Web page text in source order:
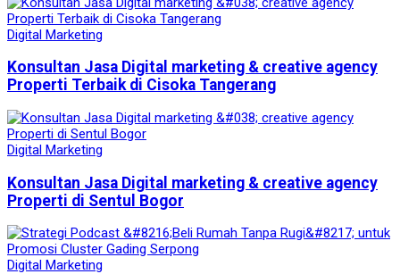
Digital Marketing
Konsultan Jasa Digital marketing & creative agency
Properti Terbaik di Cisoka Tangerang
Digital Marketing
Konsultan Jasa Digital marketing & creative agency
Properti di Sentul Bogor
Digital Marketing